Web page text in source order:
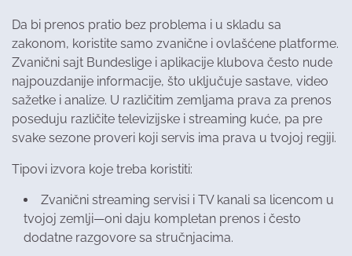
Da bi prenos pratio bez problema i u skladu sa
zakonom, koristite samo zvanične i ovlašćene platforme.
Zvanični sajt Bundeslige i aplikacije klubova često nude
najpouzdanije informacije, što uključuje sastave, video
sažetke i analize. U različitim zemljama prava za prenos
poseduju različite televizijske i streaming kuće, pa pre
svake sezone proveri koji servis ima prava u tvojoj regiji.
Tipovi izvora koje treba koristiti:
Zvanični streaming servisi i TV kanali sa licencom u
tvojoj zemlji—oni daju kompletan prenos i često
dodatne razgovore sa stručnjacima.